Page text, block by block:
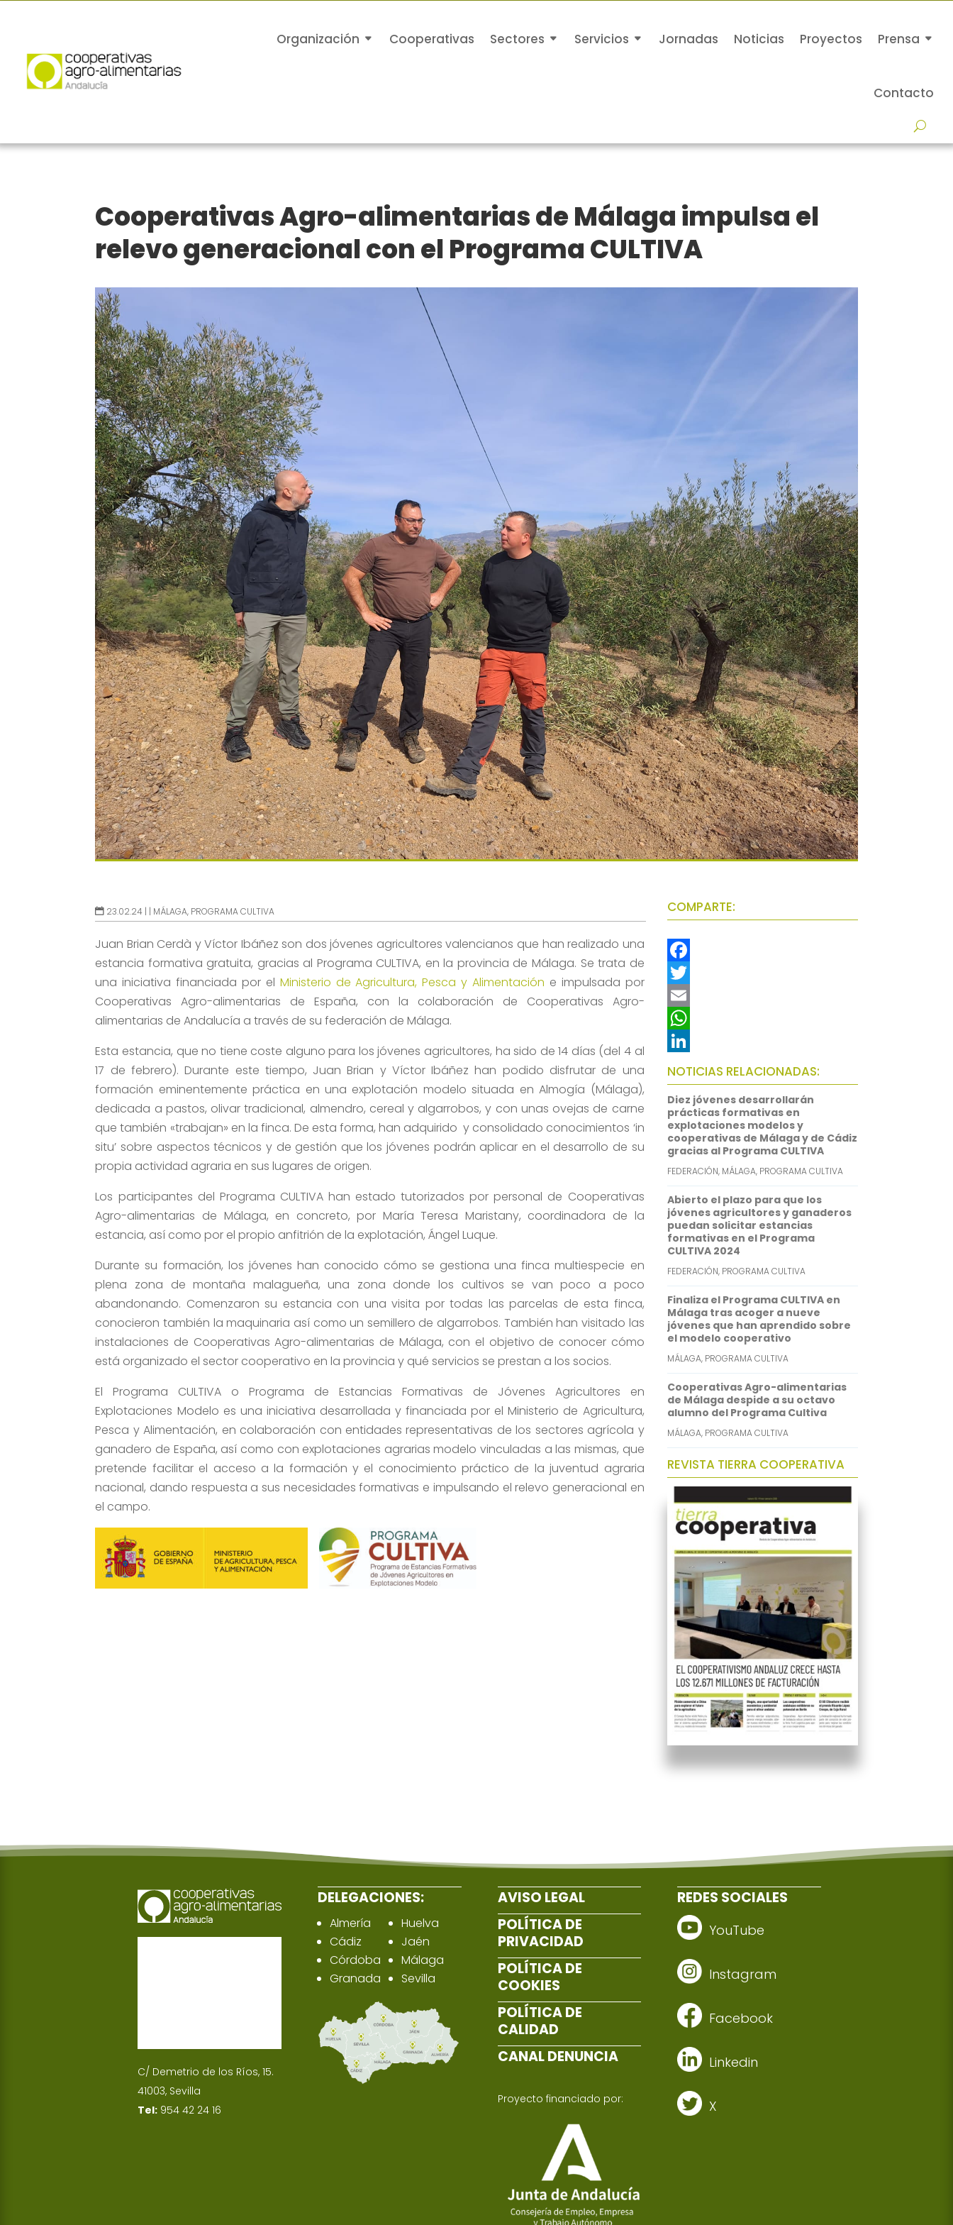
Organización Cooperativas Sectores Servicios Jornadas Noticias Proyectos Prensa
Contacto
Cooperativas Agro-alimentarias de Málaga impulsa el
relevo generacional con el Programa CULTIVA
23.02.24 | | MÁLAGA, PROGRAMA CULTIVA
Juan Brian Cerdà y Víctor Ibáñez son dos jóvenes agricultores valencianos que han realizado una
estancia formativa gratuita, gracias al Programa CULTIVA, en la provincia de Málaga. Se trata de
una iniciativa financiada por el Ministerio de Agricultura, Pesca y Alimentación e impulsada por
Cooperativas Agro-alimentarias de España, con la colaboración de Cooperativas Agro-
alimentarias de Andalucía a través de su federación de Málaga.
Esta estancia, que no tiene coste alguno para los jóvenes agricultores, ha sido de 14 días (del 4 al
17 de febrero). Durante este tiempo, Juan Brian y Víctor Ibáñez han podido disfrutar de una
formación eminentemente práctica en una explotación modelo situada en Almogía (Málaga),
dedicada a pastos, olivar tradicional, almendro, cereal y algarrobos, y con unas ovejas de carne
que también «trabajan» en la finca. De esta forma, han adquirido y consolidado conocimientos ‘in
situ’ sobre aspectos técnicos y de gestión que los jóvenes podrán aplicar en el desarrollo de su
propia actividad agraria en sus lugares de origen.
Los participantes del Programa CULTIVA han estado tutorizados por personal de Cooperativas
Agro-alimentarias de Málaga, en concreto, por María Teresa Maristany, coordinadora de la
estancia, así como por el propio anfitrión de la explotación, Ángel Luque.
Durante su formación, los jóvenes han conocido cómo se gestiona una finca multiespecie en
plena zona de montaña malagueña, una zona donde los cultivos se van poco a poco
abandonando. Comenzaron su estancia con una visita por todas las parcelas de esta finca,
conocieron también la maquinaria así como un semillero de algarrobos. También han visitado las
instalaciones de Cooperativas Agro-alimentarias de Málaga, con el objetivo de conocer cómo
está organizado el sector cooperativo en la provincia y qué servicios se prestan a los socios.
El Programa CULTIVA o Programa de Estancias Formativas de Jóvenes Agricultores en
Explotaciones Modelo es una iniciativa desarrollada y financiada por el Ministerio de Agricultura,
Pesca y Alimentación, en colaboración con entidades representativas de los sectores agrícola y
ganadero de España, así como con explotaciones agrarias modelo vinculadas a las mismas, que
pretende facilitar el acceso a la formación y el conocimiento práctico de la juventud agraria
nacional, dando respuesta a sus necesidades formativas e impulsando el relevo generacional en
el campo.
COMPARTE:
F
a
c
e
b
o
o
k
T
w
t
t
e
r
E
m
a
i
l
W
h
a
t
s
A
p
p
L
i
n
k
e
d
I
n
NOTICIAS RELACIONADAS:
Diez jóvenes desarrollarán
prácticas formativas en
explotaciones modelos y
cooperativas de Málaga y de Cádiz
gracias al Programa CULTIVA
FEDERACIÓN, MÁLAGA, PROGRAMA CULTIVA
Abierto el plazo para que los
jóvenes agricultores y ganaderos
puedan solicitar estancias
formativas en el Programa
CULTIVA 2024
FEDERACIÓN, PROGRAMA CULTIVA
Finaliza el Programa CULTIVA en
Málaga tras acoger a nueve
jóvenes que han aprendido sobre
el modelo cooperativo
MÁLAGA, PROGRAMA CULTIVA
Cooperativas Agro-alimentarias
de Málaga despide a su octavo
alumno del Programa Cultiva
MÁLAGA, PROGRAMA CULTIVA
REVISTA TIERRA COOPERATIVA
C/ Demetrio de los Ríos, 15.
41003, Sevilla
Tel: 954 42 24 16
DELEGACIONES:
Almería
Cádiz
Córdoba
Granada
Huelva
Jaén
Málaga
Sevilla
AVISO LEGAL
POLÍTICA DE
PRIVACIDAD
POLÍTICA DE
COOKIES
POLÍTICA DE
CALIDAD
CANAL DENUNCIA
Proyecto financiado por:
REDES SOCIALES
YouTube
Instagram
Facebook
Linkedin
X